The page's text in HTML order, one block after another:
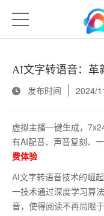
AI文字转语音：革
发布时间
2024/
虚拟主播一键生成，
有AI配音、声音复刻、
费体验
AI文字转语音技术的崛
一技术通过深度学习算
音，使得阅读不再局限